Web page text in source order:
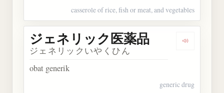
casserole of rice, fish or meat, and vegetables
ジェネリック医薬品
ジェネリックいやくひん
obat generik
generic drug